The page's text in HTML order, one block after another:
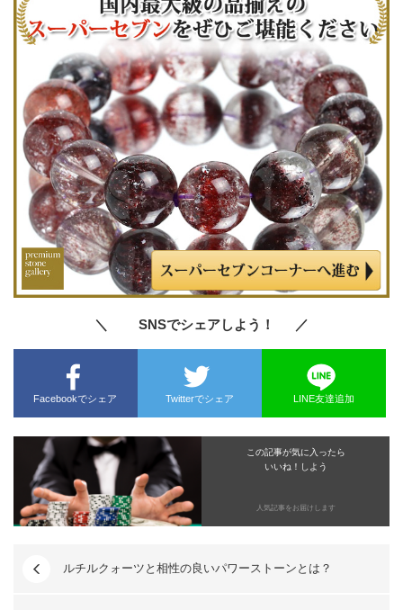
＼ SNSでシェアしよう！ ／
Facebookでシェア Twitterでシェア LINE友達追加
この記事が気に入ったら
いいね！しよう
人気記事をお届けします
ルチルクォーツと相性の良いパワーストーンとは？